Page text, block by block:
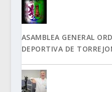
ASAMBLEA GENERAL
DEPORTIVA DE